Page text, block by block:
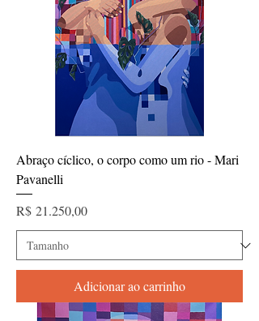
Abraço cíclico, o corpo como um rio - Mari
Pavanelli
Preço
R$ 21.250,00
Adicionar ao carrinho